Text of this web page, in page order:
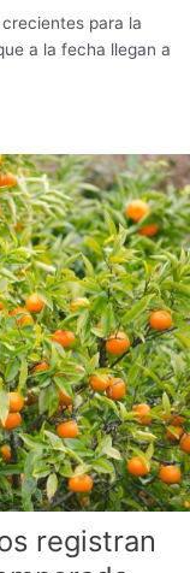
para la
a la fecha llegan a
registran